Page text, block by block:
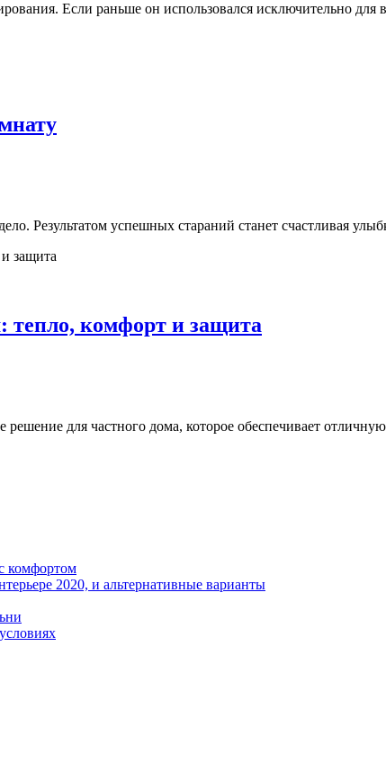
Если раньше он использовался исключительно для
Результатом успешных стараний станет счастливая
тепло, комфорт и защита
для частного дома, которое обеспечивает
комфортом
2020, и альтернативные варианты